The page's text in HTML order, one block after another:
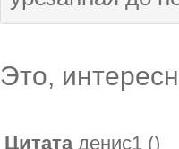
Это,
Цитата денис1 ()